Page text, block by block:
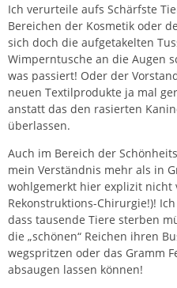
Ich verurteile aufs Schärfste
Bereichen der Kosmetik oder
sich doch die aufgetakelten
Wimperntusche an die Augen
was passiert! Oder der
neuen Textilprodukte ja mal
anstatt das den rasierten
überlassen.
Auch im Bereich der
mein Verständnis mehr als in
wohlgemerkt hier explizit nicht
Rekonstruktions-Chirurgie!)!
dass tausende Tiere sterben
die „schönen“ Reichen ihren
wegspritzen oder das Gramm
absaugen lassen können!